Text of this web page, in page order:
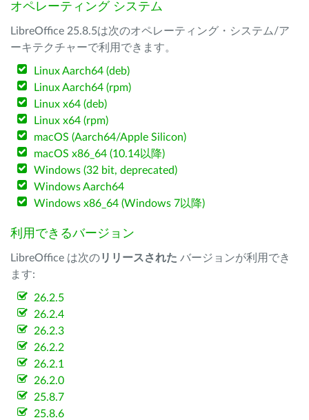
オペレーティング システム
LibreOffice 25.8.5は次のオペレーティング・システム/ア
ーキテクチャーで利用できます。
Linux Aarch64 (deb)
Linux Aarch64 (rpm)
Linux x64 (deb)
Linux x64 (rpm)
macOS (Aarch64/Apple Silicon)
macOS x86_64 (10.14以降)
Windows (32 bit, deprecated)
Windows Aarch64
Windows x86_64 (Windows 7以降)
利用できるバージョン
LibreOffice は次のリリースされた バージョンが利用でき
ます:
26.2.5
26.2.4
26.2.3
26.2.2
26.2.1
26.2.0
25.8.7
25.8.6